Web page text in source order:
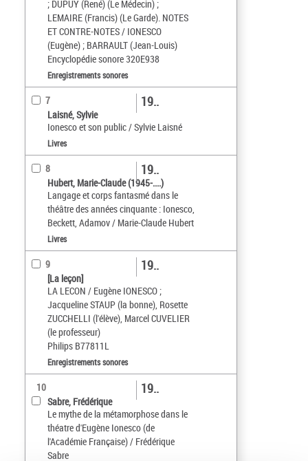
; DUPUY (René) (Le Médecin) ;
LEMAIRE (Francis) (Le Garde). NOTES
ET CONTRE-NOTES / IONESCO
(Eugène) ; BARRAULT (Jean-Louis)
Encyclopédie sonore 320E938
Enregistrements sonores
7
Laisné, Sylvie
Ionesco et son public / Sylvie Laisné
19..
Livres
8
Hubert, Marie-Claude (1945-....)
Langage et corps fantasmé dans le
théâtre des années cinquante : Ionesco,
Beckett, Adamov / Marie-Claude Hubert
19..
Livres
9
[La leçon]
LA LECON / Eugène IONESCO ;
Jacqueline STAUP (la bonne), Rosette
ZUCCHELLI (l'élève), Marcel CUVELIER
(le professeur)
Philips B77811L
19..
Enregistrements sonores
10
Sabre, Frédérique
Le mythe de la métamorphose dans le
théatre d'Eugène Ionesco (de
l'Académie Française) / Frédérique
Sabre
19..